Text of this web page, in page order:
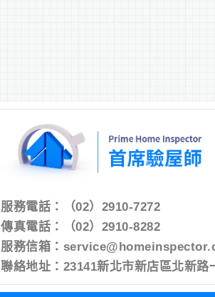
服務電話：
（02）2910-7272
傳真電話：（02）2910-8282
服務信箱：
聯絡地址：23141新北市新店區北新路